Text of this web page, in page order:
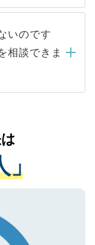
が殺到する場
った人材の
ースが増え
ん。内定先へ
ナーが行い
ありませんの
からの登録
人情報は、
転職活動の
お預かりし
ご本人の許可
ての厳密な
に付与され
済みです。
ください。
いのです
相談できま
状況や紹介
ドバイスを
転職をされ
が可能です
。